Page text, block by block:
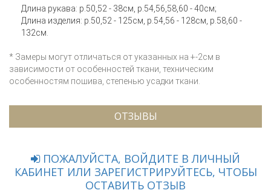
Длина рукава: р.50,52 - 38см, р.54,56,58,60 - 40см;
Длина изделия: р.50,52 - 125см, р.54,56 - 128см, р.58,60 -
132см.
* Замеры могут отличаться от указанных на +-2см в
зависимости от особенностей ткани, техническим
особенностям пошива, степенью усадки ткани.
ОТЗЫВЫ
ПОЖАЛУЙСТА, ВОЙДИТЕ В ЛИЧНЫЙ
КАБИНЕТ ИЛИ ЗАРЕГИСТРИРУЙТЕСЬ, ЧТОБЫ
ОСТАВИТЬ ОТЗЫВ